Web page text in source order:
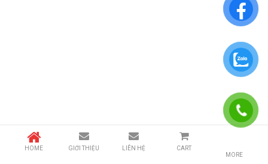
HOME GIỚI THIỆU LIÊN HỆ
CART
MORE